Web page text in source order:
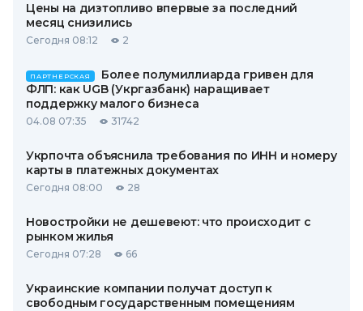
Цены на дизтопливо впервые за последний
месяц снизились
Сегодня 08:12 2
ПАРТНЕРСКАЯ
Более полумиллиарда гривен для
ФЛП: как UGB (Укргазбанк) наращивает
поддержку малого бизнеса
04.08 07:35 31742
Укрпочта объяснила требования по ИНН и номеру
карты в платежных документах
Сегодня 08:00 28
Новостройки не дешевеют: что происходит с
рынком жилья
Сегодня 07:28 66
Украинские компании получат доступ к
свободным государственным помещениям